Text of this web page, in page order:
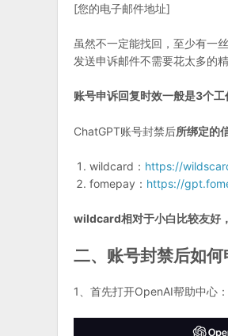
[您的电子邮件地址]
虽然不一定能找回，至少有一
发送申诉邮件不需要花太多的
账号申诉回复时效一般是3个工
ChatGPT账号封禁后所绑定的
wildcard： https://
fomepay： https://
wildcard相对于小白比较友好
二、账号封禁后如何
1、首先打开OpenAI帮助中心